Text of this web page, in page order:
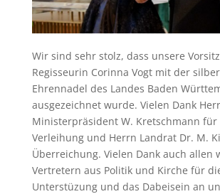
Wir sind sehr stolz, dass unsere
Regisseurin Corinna Vogt mit der
Ehrennadel des Landes Baden
ausgezeichnet wurde. Vielen Dank
Ministerpräsident W. Kretschmann für
Verleihung und Herrn Landrat Dr. M.
Überreichung. Vielen Dank auch allen
Vertretern aus Politik und Kirche für
Unterstüzung und das Dabeisein an